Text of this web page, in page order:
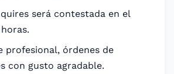
será contestada en el
profesional, órdenes de
con gusto agradable.